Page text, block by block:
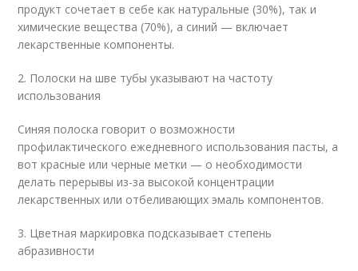
продукт сочетает в себе как натуральные (30%), так и
химические вещества (70%), а синий — включает
лекарственные компоненты.
2. Полоски на шве тубы указывают на частоту
использования
Синяя полоска говорит о возможности
профилактического ежедневного использования пасты, а
вот красные или черные метки — о необходимости
делать перерывы из-за высокой концентрации
лекарственных или отбеливающих эмаль компонентов.
3. Цветная маркировка подсказывает степень
абразивности